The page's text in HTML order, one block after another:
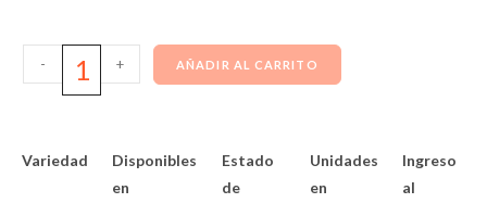
- + AÑADIR AL CARRITO
Variedad
Disponibles
en
Estado
de
Unidades
en
Ingreso
al